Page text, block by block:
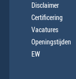
Disclaimer
Certificering
Vacatures
Openingstijden
EW